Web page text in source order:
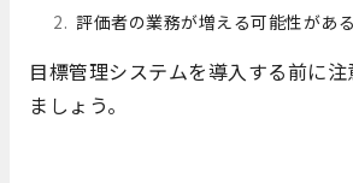
評価者の業務が増える可能性がある
目標管理システムを導入する前に
ましょう。